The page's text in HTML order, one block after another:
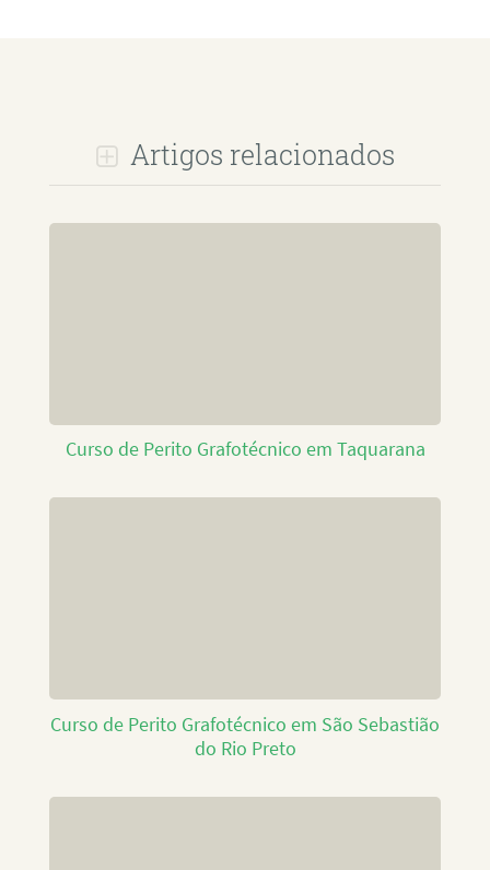
Artigos relacionados
Curso de Perito Grafotécnico em Taquarana
Curso de Perito Grafotécnico em São Sebastião
do Rio Preto